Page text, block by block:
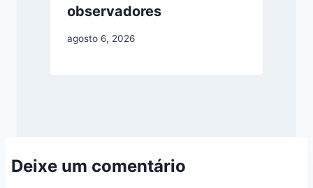
observadores
agosto 6, 2026
Deixe um comentário